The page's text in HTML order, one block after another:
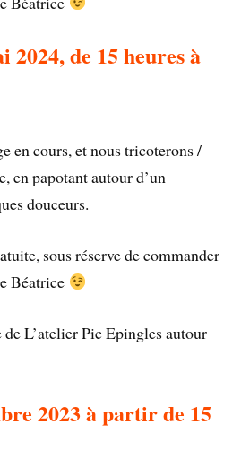
2024, de 15 heures à
en cours, et nous tricoterons /
en papotant autour d’un
douceurs.
sous réserve de commander
Béatrice
L’atelier Pic Epingles autour
2023 à partir de 15